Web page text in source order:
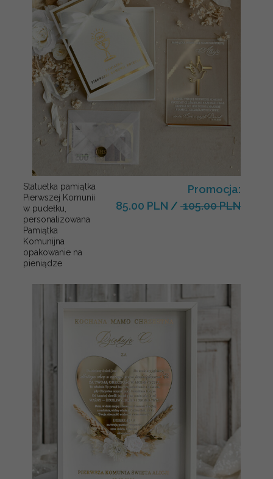
Statuetka pamiątka
Pierwszej Komunii
w pudełku,
personalizowana
Pamiątka
Komunijna
opakowanie na
pieniądze
Promocja:
85.00 PLN / 105.00 PLN